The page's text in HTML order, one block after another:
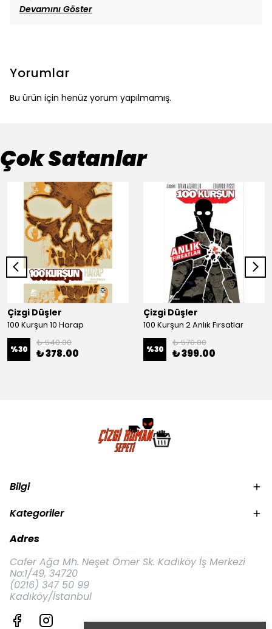
Devamını Göster
Yorumlar
Bu ürün için henüz yorum yapılmamış.
Çok Satanlar
Çizgi Düşler
100 Kurşun 10 Harap
%30
₺ 540.00
₺ 378.00
Çizgi Düşler
100 Kurşun 2 Anlık Fırsatlar
%30
₺ 570.00
₺ 399.00
Bilgi
Kategoriler
Adres
Cafer Ağa Mh. Neşet Ömer Sk. Kadıköy İş Merkezi
No:1/49, 34720
(0216) 347 50 99
Kadıköy/İstanbul